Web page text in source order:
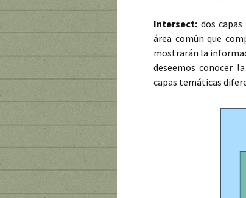
Intersect: dos
área común que
mostrarán la
deseemos conocer
capas temáticas